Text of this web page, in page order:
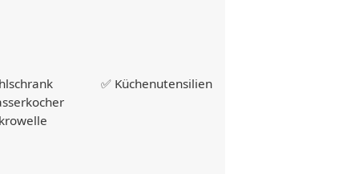
✅ Küchenutensilien